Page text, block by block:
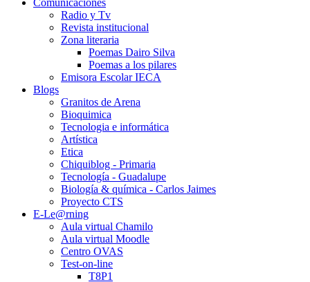
Radio y Tv
Revista institucional
Zona literaria
Poemas Dairo Silva
Poemas a los pilares
Emisora Escolar IECA
Blogs
Granitos de Arena
Bioquimica
Tecnologia e informática
Artística
Etica
Chiquiblog - Primaria
Tecnología - Guadalupe
Biología & química - Carlos Jaimes
Proyecto CTS
E-Le@rning
Aula virtual Chamilo
Aula virtual Moodle
Centro OVAS
Test-on-line
T8P1